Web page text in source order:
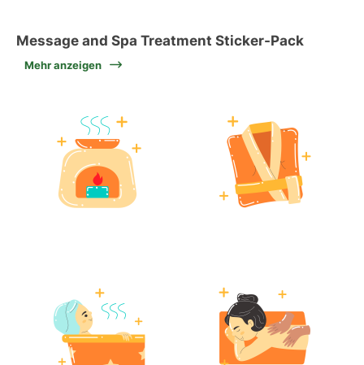
Message and Spa Treatment Sticker-Pack
Mehr anzeigen